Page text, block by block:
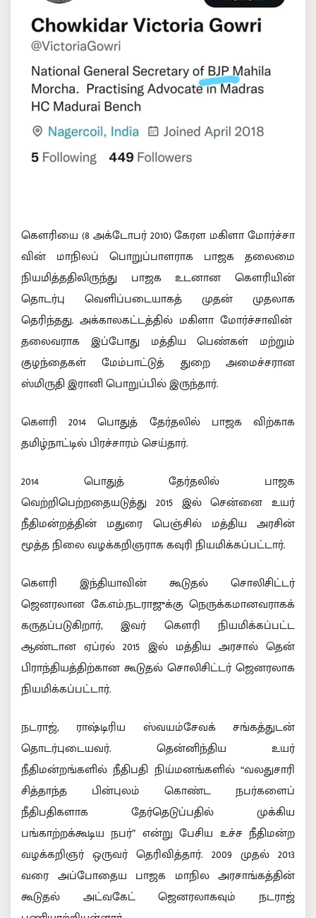
கௌரியை (8 அக்டோபர் 2010) கேரள மகிளா மோர்ச்சா
வின் மாநிலப் பொறுப்பாளராக பாஜக தலைமை
நியமித்ததிலிருந்து பாஜக உடனான கௌரியின்
தொடர்பு வெளிப்படையாகத் முதன் முதலாக
தெரிந்தது. அக்காலகட்டத்தில் மகிளா மோர்ச்சாவின்
தலைவராக இப்போது மத்திய பெண்கள் மற்றும்
குழந்தைகள் மேம்பாட்டுத் துறை அமைச்சரான
ஸ்மிருதி இரானி பொறுப்பில் இருந்தார்.
கௌரி 2014 பொதுத் தேர்தலில் பாஜக விற்காக
தமிழ்நாட்டில் பிரச்சாரம் செய்தார்.
2014 பொதுத் தேர்தலில் பாஜக
வெற்றிபெற்றதையடுத்து 2015 இல் சென்னை உயர்
நீதிமன்றத்தின் மதுரை பெஞ்சில் மத்திய அரசின்
மூத்த நிலை வழக்கறிஞராக கவுரி நியமிக்கப்பட்டார்.
கௌரி இந்தியாவின் கூடுதல் சொலிசிட்டர்
ஜெனரலான கே.எம்.நடராஜுக்கு நெருக்கமானவராகக்
கருதப்படுகிறார், இவர் கௌரி நியமிக்கப்பட்ட
ஆண்டான ஏப்ரல் 2015 இல் மத்திய அரசால் தென்
பிராந்தியத்திற்கான கூடுதல் சொலிசிட்டர் ஜெனரலாக
நியமிக்கப்பட்டார்.
நடராஜ், ராஷ்டிரிய ஸ்வயம்சேவக் சங்கத்துடன்
தொடர்புடையவர். தென்னிந்திய உயர்
நீதிமன்றங்களில் நீதிபதி நிய்மனங்களில் “வலதுசாரி
சித்தாந்த பின்புலம் கொண்ட நபர்களைப்
நீதிபதிகளாக தேர்தெடுப்பதில் முக்கிய
பங்காற்றக்கூடிய நபர்” என்று பேசிய உச்ச நீதிமன்ற
வழக்கறிஞர் ஒருவர் தெரிவித்தார். 2009 முதல் 2013
வரை அப்போதைய பாஜக மாநில அரசாங்கத்தின்
கூடுதல் அட்வகேட் ஜெனரலாகவும் நடராஜ்